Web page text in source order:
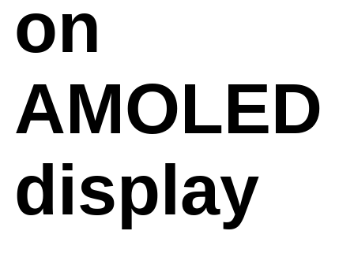
on
AMOLED
display